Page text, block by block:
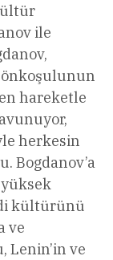
ile
hareketle
herkesin
Bogdanov’a
kültürünü
ve
Lenin’in ve